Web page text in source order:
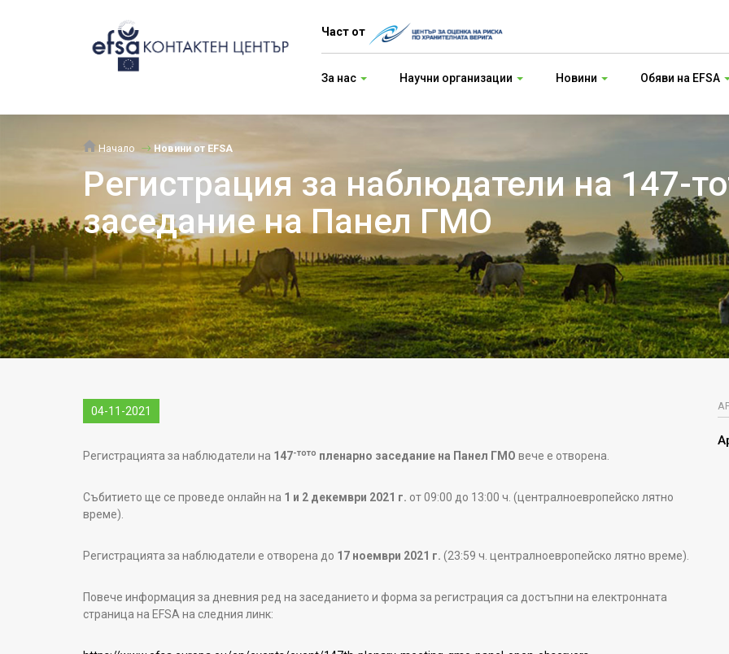
Част от
За нас Научни организации Новини Обяви на EFSA
Начало Новини от EFSA
Регистрация за наблюдатели на 147-
заседание на Панел ГМО
04-11-2021
Регистрацията за наблюдатели на 147-тото пленарно заседание на Панел ГМО вече е отворена.
Събитието ще се проведе онлайн на 1 и 2 декември 2021 г. от 09:00 до 13:00 ч. (централноевропейско лятно
време).
Регистрацията за наблюдатели е отворена до 17 ноември 2021 г. (23:59 ч. централноевропейско лятно време).
Повече информация за дневния ред на заседанието и форма за регистрация са достъпни на електронната
страница на ЕFSA на следния линк: